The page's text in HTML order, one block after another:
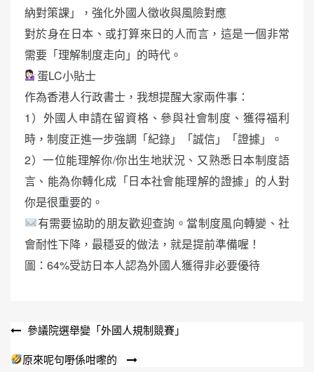
納對策課」，強化外國人徵收與風險對應
對於身在日本、或打算來日的人而言，這是一個非常
需要「理解制度走向」的時代。
蛋LC小貼士
作為香港人行政書士，我想提醒大家兩件事：
1）外國人申請在留資格、參與社會制度、獲得福利
時，制度正進一步強調「紀錄」「誠信」「證據」。
2）一位能理解你/你出生地狀況、又熟悉日本制度語
言、能為你轉化成「日本社會能理解的證據」的人對
你是很重要的。
有需要協助的朋友歡迎查詢。當制度風向轉變、社
會耐性下降，最穩妥的做法，就是提前準備喔！
圖：64%受訪日本人認為外國人獲得非必要優待
文
章
參議院選舉變「外國人規制競賽」
原來呢句嘢係咁嚟的